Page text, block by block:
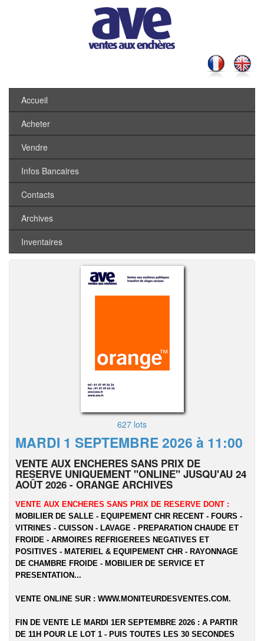
Accueil
Acheter
Vendre
Infos Bancaires
Contacts
Archives
Inventaires
627 lots
MARDI 1 SEPTEMBRE 2026 à 11:00
VENTE AUX ENCHERES SANS PRIX DE
RESERVE UNIQUEMENT "ONLINE" JUSQU'AU 24
AOÛT 2026 - ORANGE ARCHIVES
VENTE AUX ENCHERES SANS PRIX DE RESERVE DONT :
MOBILIER DE SALLE - EQUIPEMENT CHR RECENT - FOURS -
VITRINES - CUISSON - LAVAGE - PREPARATION CHAUDE ET
FROIDE - ARMOIRES REFRIGEREES NEGATIVES ET
POSITIVES - MATERIEL & EQUIPEMENT CHR - RAYONNAGE
DE CHAMBRE FROIDE - MOBILIER DE SERVICE ET
PRESENTATION...
VENTE ONLINE SUR : WWW.MONITEURDESVENTES.COM.
FIN DE VENTE LE MARDI 1ER SEPTEMBRE 2026 : A PARTIR
DE 11H POUR LE LOT 1 - PUIS TOUTES LES 30 SECONDES